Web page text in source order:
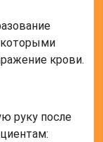
которыми
крови.
руку после